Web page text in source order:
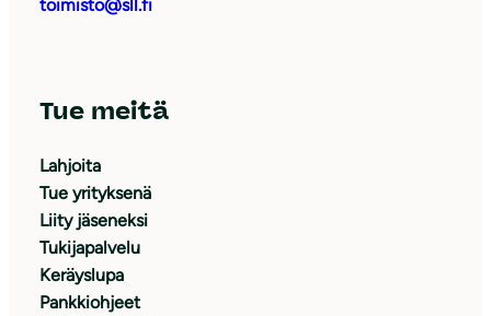
toimisto@sll.fi
Tue meitä
Lahjoita
Tue yrityksenä
Liity jäseneksi
Tukijapalvelu
Keräyslupa
Pankkiohjeet